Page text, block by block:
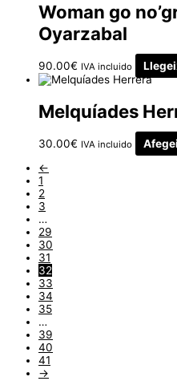
Woman go
Oyarzabal
90.00€ IVA incluido
Melquíades
30.00€ IVA incluido
←
1
2
3
…
29
30
31
32
33
34
35
…
39
40
41
→